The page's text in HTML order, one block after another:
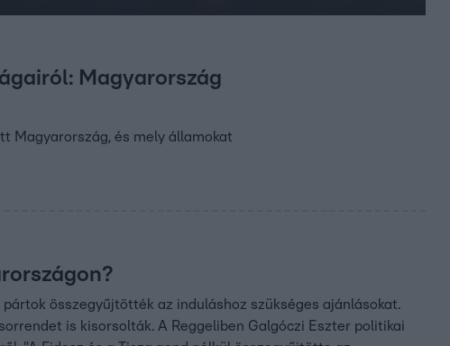
Magyarország
Magyarország, és mely államokat
összegyűjtötték az induláshoz szükséges ajánlásokat.
is kisorsolták. A Reggeliben Galgóczi Eszter politikai